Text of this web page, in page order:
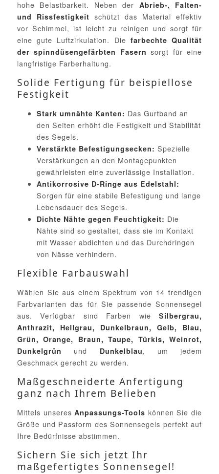
hohe Belastbarkeit. Neben der Abrieb-, Falten-
und Rissfestigkeit schützt das Material effektiv
vor Schimmel, ist leicht zu reinigen und sorgt für
eine gute Luftzirkulation. Die farbechte Qualität
der spinndüsengefärbten Fasern sorgt für eine
langfristige Farberhaltung.
Solide Fertigung für beispiellose
Festigkeit
Stark umnähte Kanten: Das Gurtband an
den Seiten erhöht die Festigkeit und Stabilität
des Segels.
Verstärkte Befestigungsecken: Spezielle
Verstärkungen an den Montagepunkten
gewährleisten eine zuverlässige Installation.
Antikorrosive D-Ringe aus Edelstahl:
Sorgen für eine stabile Befestigung und lange
Lebensdauer des Segels.
Dichte Nähte gegen Feuchtigkeit: Die
Nähte sind so gestaltet, dass sie im Kontakt
mit Wasser abdichten und das Durchdringen
von Nässe verhindern.
Flexible Farbauswahl
Wählen Sie aus einem Spektrum von 14 trendigen
Farbvarianten das für Sie passende Sonnensegel
aus. Verfügbar sind Farben wie Silbergrau,
Anthrazit, Hellgrau, Dunkelbraun, Gelb, Blau,
Grün, Orange, Braun, Taupe, Türkis, Weinrot,
Dunkelgrün
und Dunkelblau, um jedem
Geschmack gerecht zu werden.
Maßgeschneiderte Anfertigung
ganz nach Ihrem Belieben
Mittels unseresAnpassungs-Tools können Sie die
Größe und Passform des Sonnensegels perfekt auf
Ihre Bedürfnisse abstimmen.
Sichern Sie sich jetzt Ihr
maßgefertigtes Sonnensegel!